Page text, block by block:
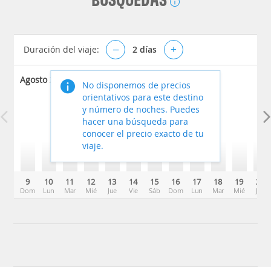
Duración del viaje: – 2 días +
Agosto 2026
9
Dom
10
Lun
11
Mar
12
Mié
13
Jue
14
Vie
15
Sáb
16
Dom
17
Lun
18
Mar
19
Mié
20
Jue
No disponemos de precios
orientativos para este destino
y número de noches. Puedes
hacer una búsqueda para
conocer el precio exacto de tu
viaje.